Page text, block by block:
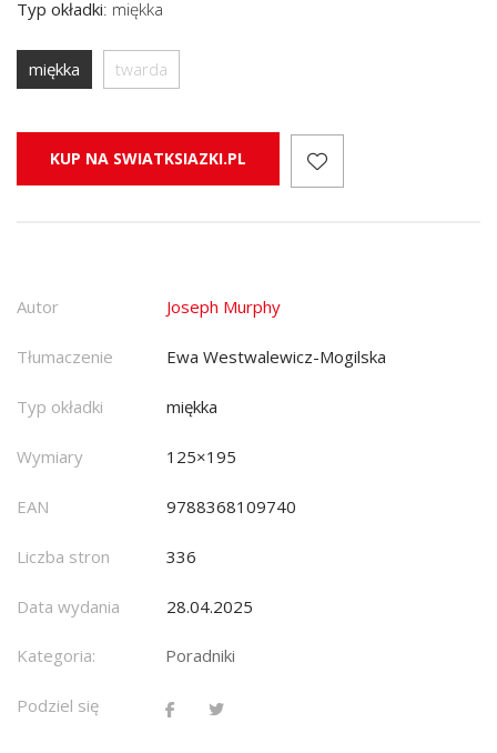
Typ okładki: miękka
miękka twarda
KUP NA SWIATKSIAZKI.PL
Autor Joseph Murphy
Tłumaczenie Ewa Westwalewicz-Mogilska
Typ okładki miękka
Wymiary 125×195
EAN 9788368109740
Liczba stron 336
Data wydania 28.04.2025
Kategoria: Poradniki
Podziel się